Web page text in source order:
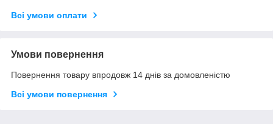
Всі умови оплати
Умови повернення
Повернення товару впродовж 14 днів за домовленістю
Всі умови повернення